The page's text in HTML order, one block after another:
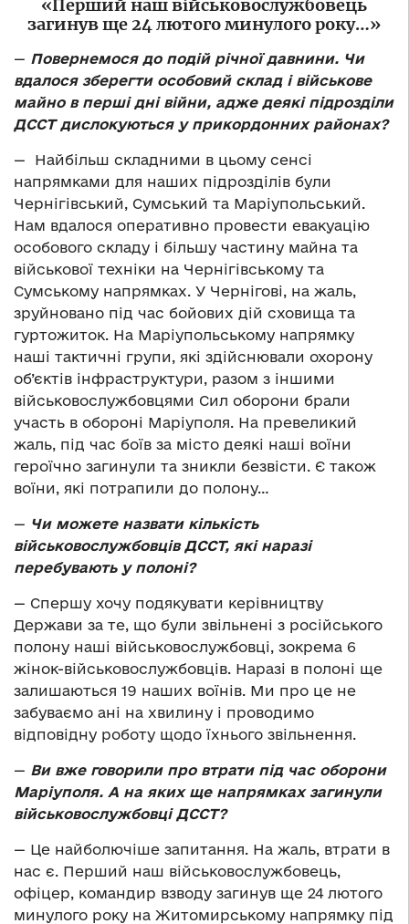
«Перший наш військовослужбовець
загинув ще 24 лютого минулого року…»
— Повернемося до подій річної давнини. Чи
вдалося зберегти особовий склад і військове
майно в перші дні війни, адже деякі підрозділи
ДССТ дислокуються у прикордонних районах?
— Найбільш складними в цьому сенсі
напрямками для наших підрозділів були
Чернігівський, Сумський та Маріупольський.
Нам вдалося оперативно провести евакуацію
особового складу і більшу частину майна та
військової техніки на Чернігівському та
Сумському напрямках. У Чернігові, на жаль,
зруйновано під час бойових дій сховища та
гуртожиток. На Маріупольському напрямку
наші тактичні групи, які здійснювали охорону
об’єктів інфраструктури, разом з іншими
військовослужбовцями Сил оборони брали
участь в обороні Маріуполя. На превеликий
жаль, під час боїв за місто деякі наші воїни
героїчно загинули та зникли безвісти. Є також
воїни, які потрапили до полону…
— Чи можете назвати кількість
військовослужбовців ДССТ, які наразі
перебувають у полоні?
— Спершу хочу подякувати керівництву
Держави за те, що були звільнені з російського
полону наші військовослужбовці, зокрема 6
жінок-військовослужбовців. Наразі в полоні ще
залишаються 19 наших воїнів. Ми про це не
забуваємо ані на хвилину і проводимо
відповідну роботу щодо їхнього звільнення.
— Ви вже говорили про втрати під час оборони
Маріуполя. А на яких ще напрямках загинули
військовослужбовці ДССТ?
— Це найболючіше запитання. На жаль, втрати в
нас є. Перший наш військовослужбовець,
офіцер, командир взводу загинув ще 24 лютого
минулого року на Житомирському напрямку під